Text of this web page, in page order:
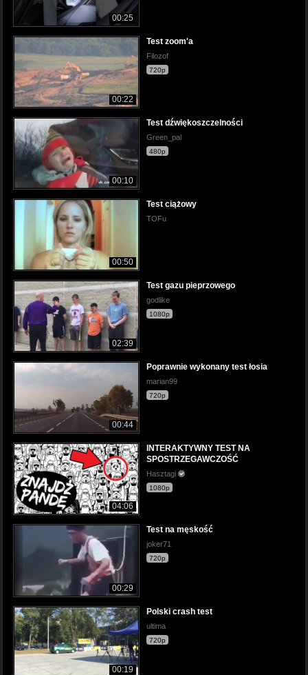
00:25
00:22
Test zoom'a
Filozof
720p
00:10
Test dźwiękoszczelności
Green_pal
480p
00:50
Test ciążowy
TOFu
02:39
Test gazu pieprzowego
godlike
1080p
00:44
Poprawnie wykonany test łosia
marian99
720p
04:06
INTERAKTYWNY TEST NA
SPOSTRZEGAWCZOŚĆ
Hasztagi
1080p
00:29
Test na męskość
joker71
720p
00:19
Polski crash test
ultima
720p